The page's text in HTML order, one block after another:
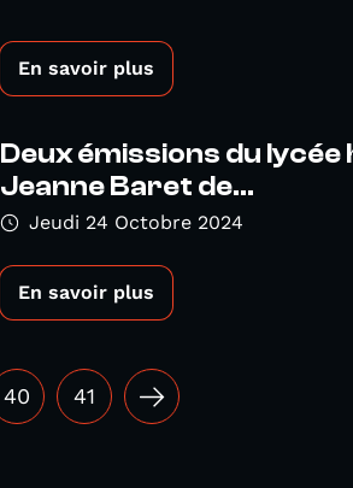
En savoir plus
Deux émissions du
Jeanne Baret de...
Jeudi 24 Octobre 2024
En savoir plus
40 41